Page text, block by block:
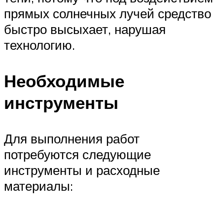
прямых солнечных лучей средство
быстро высыхает, нарушая
технологию.
Необходимые
инструменты
Для выполнения работ
потребуются следующие
инструменты и расходные
материалы: